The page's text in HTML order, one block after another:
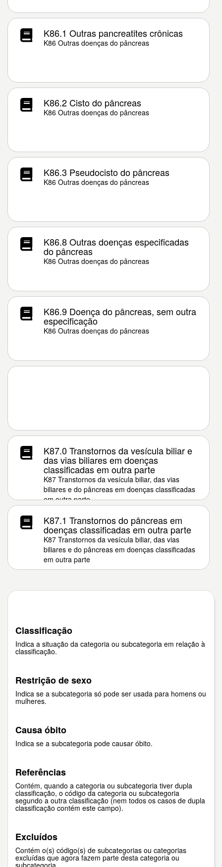
K86.1 Outras pancreatites crônicas
K86 Outras doenças do pâncreas
K86.2 Cisto do pâncreas
K86 Outras doenças do pâncreas
K86.3 Pseudocisto do pâncreas
K86 Outras doenças do pâncreas
K86.8 Outras doenças especificadas
do pâncreas
K86 Outras doenças do pâncreas
K86.9 Doença do pâncreas, sem outra
especificação
K86 Outras doenças do pâncreas
K87.0 Transtornos da vesícula biliar e
das vias biliares em doenças
classificadas em outra parte
K87 Transtornos da vesícula biliar, das vias
biliares e do pâncreas em doenças classificadas
em outra parte
K87.1 Transtornos do pâncreas em
doenças classificadas em outra parte
K87 Transtornos da vesícula biliar, das vias
biliares e do pâncreas em doenças classificadas
em outra parte
Classificação
Indica a situação da categoria ou subcategoria em relação à
classificação.
Restrição de sexo
Indica se a subcategoria só pode ser usada para homens ou
mulheres.
Causa óbito
Indica se a subcategoria pode causar óbito.
Referências
Contém, quando a categoria ou subcategoria tiver dupla
classificação, o código da categoria ou subcategoria
segundo a outra classificação (nem todos os casos de dupla
classificação contém este campo).
Excluídos
Contém o(s) código(s) de subcategorias ou categorias
excluídas que agora fazem parte desta categoria ou
subcategoria.